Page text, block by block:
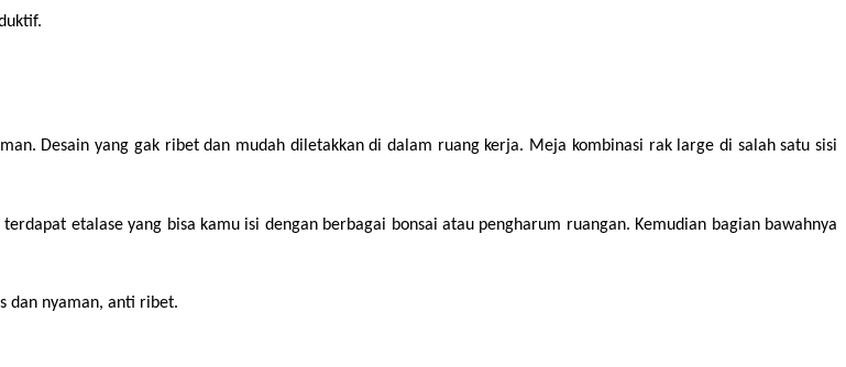
Desain yang gak ribet dan mudah diletakkan di dalam ruang kerja. Meja kombinasi rak large di salah satu sisi
etalase yang bisa kamu isi dengan berbagai bonsai atau pengharum ruangan. Kemudian bagian bawahnya
dan nyaman, anti ribet.